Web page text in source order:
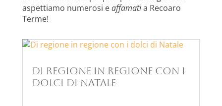
aspettiamo numerosi eaffamatia Recoaro
Terme!
Di regione in regione con i
dolci di Natale